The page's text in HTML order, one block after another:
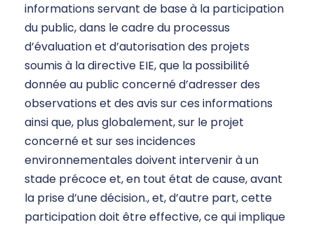
informations servant de base à la participation
du public, dans le cadre du processus
d’évaluation et d’autorisation des projets
soumis à la directive EIE, que la possibilité
donnée au public concerné d’adresser des
observations et des avis sur ces informations
ainsi que, plus globalement, sur le projet
concerné et sur ses incidences
environnementales doivent intervenir à un
stade précoce et, en tout état de cause, avant
la prise d’une décision., et, d’autre part, cette
participation doit être effective, ce qui implique